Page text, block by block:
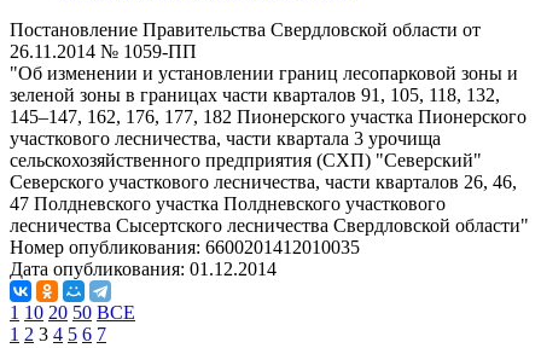
Постановление Правительства Свердловской области от
26.11.2014 № 1059-ПП
"Об изменении и установлении границ лесопарковой зоны и
зеленой зоны в границах части кварталов 91, 105, 118, 132,
145–147, 162, 176, 177, 182 Пионерского участка Пионерского
участкового лесничества, части квартала 3 урочища
сельскохозяйственного предприятия (СХП) "Северский"
Северского участкового лесничества, части кварталов 26, 46,
47 Полдневского участка Полдневского участкового
лесничества Сысертского лесничества Свердловской области"
Номер опубликования: 6600201412010035
Дата опубликования: 01.12.2014
1 10 20 50 ВСЕ
1 2 3 4 5 6 7